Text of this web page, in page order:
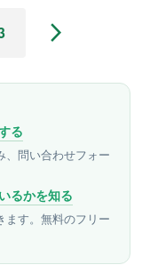
arrow_forward_ios
る
、問い合わせフォー
るかを知る
ます。無料のフリー